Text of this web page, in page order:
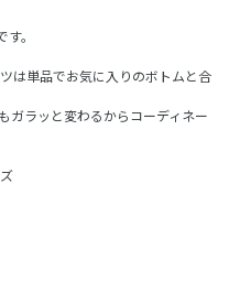
。
は単品でお気に入りのボトムと合
ガラッと変わるからコーディネー